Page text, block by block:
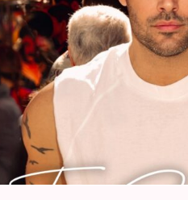
Κώστας Μαρτάκης